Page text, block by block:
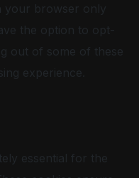
your browser only
the option to opt-
out of some of these
experience.
essential for the